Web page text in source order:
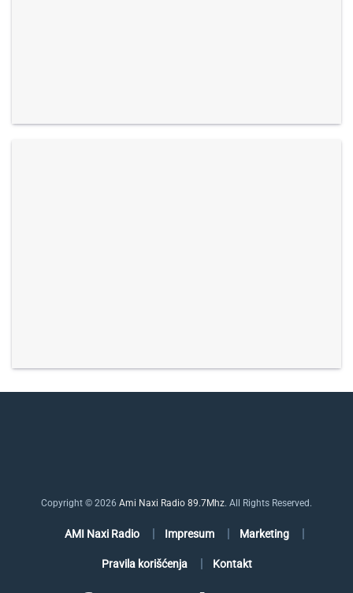
Copyright © 2026 Ami Naxi Radio 89.7Mhz. All Rights Reserved.
AMI Naxi Radio Impresum Marketing
Pravila korišćenja Kontakt